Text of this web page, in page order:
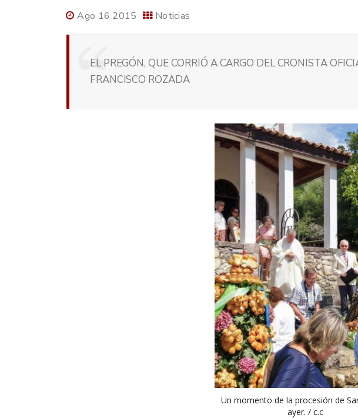
Ago 16 2015 Noticias
EL PREGÓN, QUE CORRIÓ A CARGO DEL CRONISTA
FRANCISCO ROZADA
Un momento de la procesión de
ayer. / c.c